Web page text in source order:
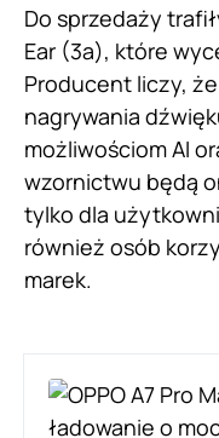
Do sprzedaży
Ear (3a), które
Producent liczy,
nagrywania
możliwościom AI
wzornictwu będą
tylko dla
również osób
marek.